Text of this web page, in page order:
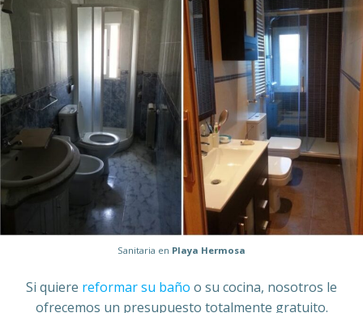
Sanitaria en Playa Hermosa
Si quiere reformar su baño o su cocina, nosotros le
ofrecemos un presupuesto totalmente gratuito.